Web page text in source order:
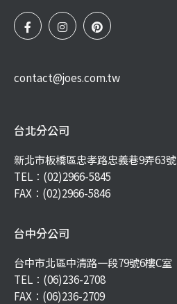
contact@joes.com.tw
台北分公司
新北市板橋區忠孝路忠義巷9弄63號
TEL： (02)2966-5845
FAX：(02)2966-5846
台中分公司
台中市北區中清路一段79號6樓C室
TEL： (06)236-2708
FAX：(06)236-2709